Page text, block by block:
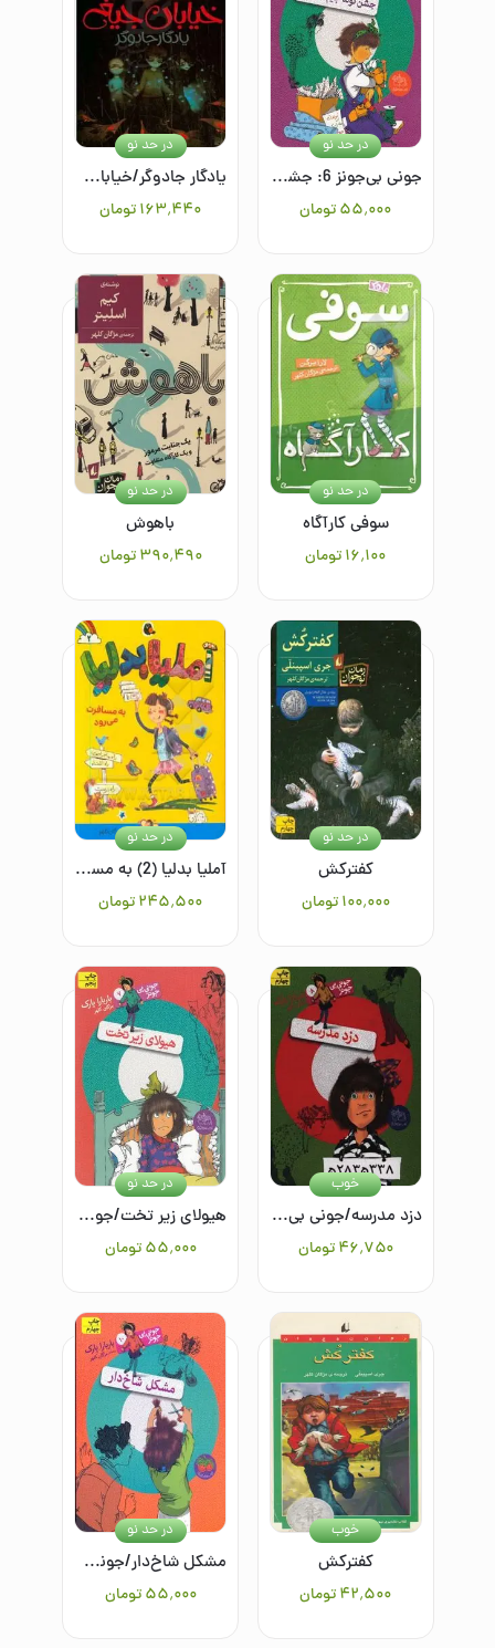
جونی بی‌جونز 6: جشن تولد جیم بدجنسه
۵۵٬۰۰۰تومان
در حد نو
یادگار جادوگر/خیابان جیغ
۱۶۳٬۴۴۰تومان
در حد نو
سوفی کارآگاه
۱۶٬۱۰۰تومان
در حد نو
باهوش
۳۹۰٬۴۹۰ تومان
در حد نو
کفترکش
۱۰۰٬۰۰۰ تومان
در حد نو
آملیا بدلیا (2) به مسافرت می‌رود
۲۴۵٬۵۰۰تومان
در حد نو
دزد مدرسه/جونی بی جونز 8
۴۶٬۷۵۰ تومان
خوب
هیولای زیر تخت/جونی بی جونز7
۵۵٬۰۰۰ تومان
در حد نو
کفترکش
۴۲٬۵۰۰تومان
خوب
مشکل شاخ‌دار/جونی بی جونز10
۵۵٬۰۰۰ تومان
در حد نو